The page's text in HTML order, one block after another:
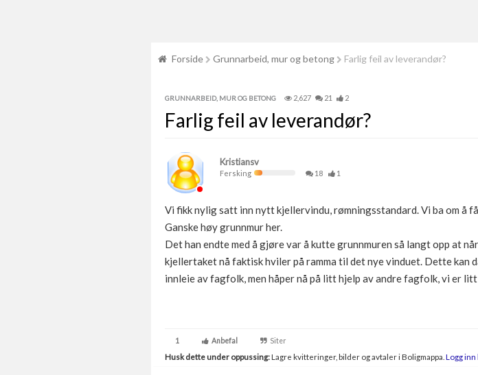
Forside Grunnarbeid, mur og betong Farlig feil av leverandør?
GRUNNARBEID, MUR OG BETONG 2,627 21 2
Farlig feil av leverandør?
Kristiansv
Fersking 18 1
Vi fikk nylig satt inn nytt kjellervindu, rømningsstandard. Vi ba om å
Ganske høy grunnmur her.
Det han endte med å gjøre var å kutte grunnmuren så langt opp at
kjellertaket nå faktisk hviler på ramma til det nye vinduet. Dette kan
innleie av fagfolk, men håper nå på litt hjelp av andre fagfolk, vi er
1 Anbefal Siter
Husk dette under oppussing:Lagre kvitteringer, bilder og avtaler i Boligmappa. Logg